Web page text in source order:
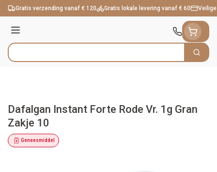
Ga naar de inhoud
Gratis verzending vanaf € 120 Gratis lokale levering vanaf € 60
Menu
Product, merk, categorie... Zoek
Dafalgan Instant Forte Rode Vr. 1g Gran
Zakje 10
Geneesmiddel